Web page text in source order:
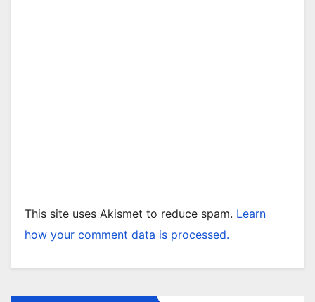
This site uses Akismet to reduce spam. Learn
how your comment data is processed.